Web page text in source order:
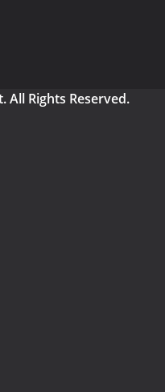
All Rights Reserved.